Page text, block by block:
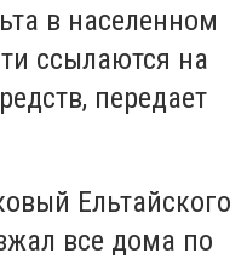
в населенном
ссылаются на
передает
Ельтайского
все дома по